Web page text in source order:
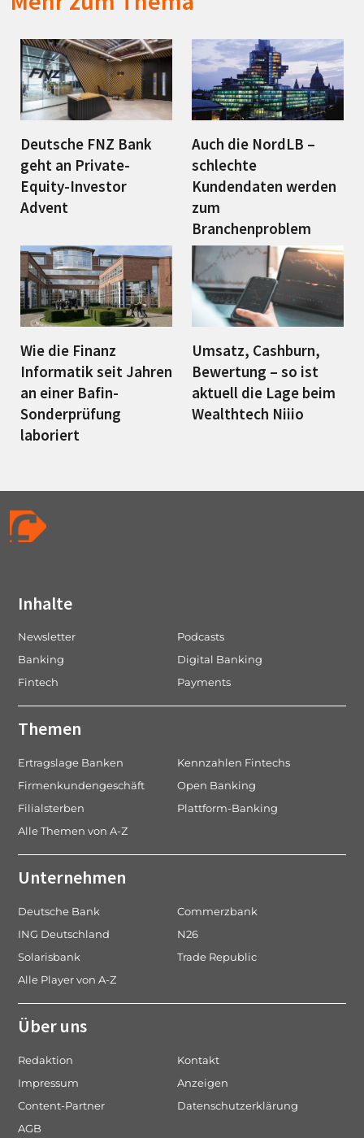
Deutsche FNZ Bank
geht an Private-
Equity-Investor
Advent
Auch die NordLB –
schlechte
Kundendaten werden
zum
Branchenproblem
Wie die Finanz
Informatik seit Jahren
an einer Bafin-
Sonderprüfung
laboriert
Umsatz, Cashburn,
Bewertung – so ist
aktuell die Lage beim
Wealthtech Niiio
Inhalte
Newsletter
Podcasts
Banking
Digital Banking
Fintech
Payments
Themen
Ertragslage Banken
Kennzahlen Fintechs
Firmenkundengeschäft
Open Banking
Filialsterben
Plattform-Banking
Alle Themen von A-Z
Unternehmen
Deutsche Bank
Commerzbank
ING Deutschland
N26
Solarisbank
Trade Republic
Alle Player von A-Z
Über uns
Redaktion
Kontakt
Impressum
Anzeigen
Content-Partner
Datenschutzerklärung
AGB